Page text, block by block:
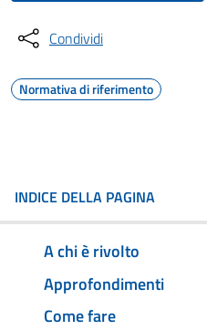
Condividi
Normativa di riferimento
INDICE DELLA PAGINA
A chi è rivolto
Approfondimenti
Come fare